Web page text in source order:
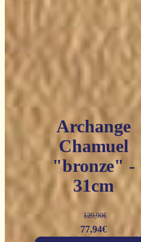
Archange
Chamuel
"bronze" -
31cm
129,90€
Le
77,94€Le